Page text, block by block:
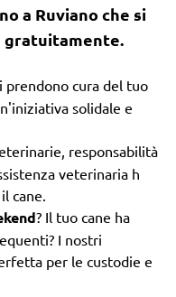
a Ruviano che si
gratuitamente.
prendono cura del tuo
solidale e
responsabilità
veterinaria h
cane.
? Il tuo cane ha
I nostri
per le custodie e